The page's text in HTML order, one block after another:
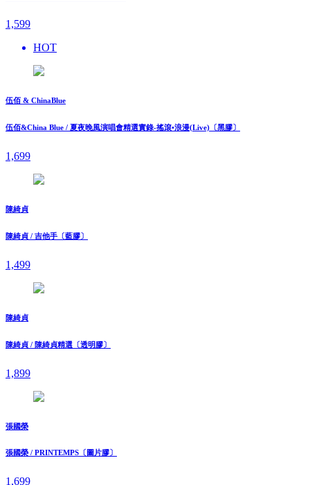
1,599
HOT
伍佰 & ChinaBlue
伍佰&China Blue / 夏夜晚風演唱會精選實錄-搖滾•浪漫(Live)〔黑膠〕
1,699
陳綺貞
陳綺貞 / 吉他手〔藍膠〕
1,499
陳綺貞
陳綺貞 / 陳綺貞精選〔透明膠〕
1,899
張國榮
張國榮 / PRINTEMPS〔圖片膠〕
1,699